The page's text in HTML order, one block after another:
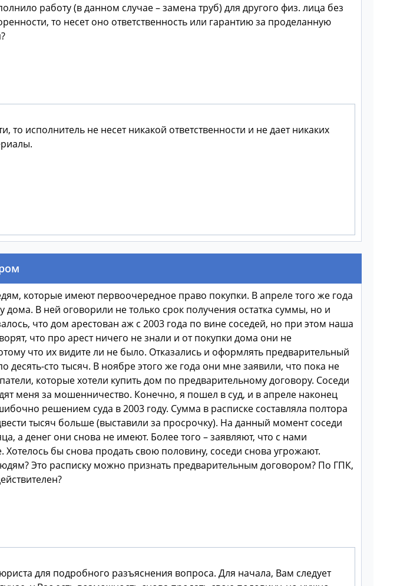
работу (в данном случае – замена труб) для другого физ. лица без
то несет оно ответственность или гарантию за проделанную
то исполнитель не несет никакой ответственности и не дает никаких
которые имеют первоочередное право покупки. В апреле того же года
В ней оговорили не только срок получения остатка суммы, но и
что дом арестован аж с 2003 года по вине соседей, но при этом наша
что про арест ничего не знали и от покупки дома они не
что их видите ли не было. Отказались и оформлять предварительный
сто тысяч. В ноябре этого же года они мне заявили, что пока не
которые хотели купить дом по предварительному договору. Соседи
меня за мошенничество. Конечно, я пошел в суд, и в апреле наконец
решением суда в 2003 году. Сумма в расписке составляла полтора
тысяч больше (выставили за просрочку). На данный момент соседи
а денег они снова не имеют. Более того – заявляют, что с нами
бы снова продать свою половину, соседи снова угрожают.
Это расписку можно признать предварительным договором? По ГПК,
для подробного разъяснения вопроса. Для начала, Вам следует